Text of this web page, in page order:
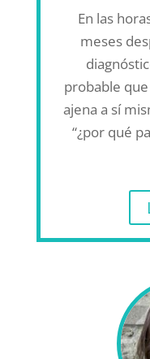
En las
meses
probable
ajena a sí
“¿por qué